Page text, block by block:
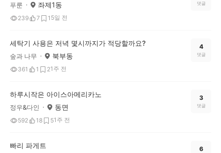
푸룬 좌제1동
239 7 1 5일 전
댓글
세탁기 사용은 저녁 몇시까지가 적당할까요?
숲과 나무 북부동
361 1 21주 전
4
댓글
하루시작은 아이스아메리카노
정우&다인 동면
592 18 51주 전
3
댓글
빠리 파게트 6